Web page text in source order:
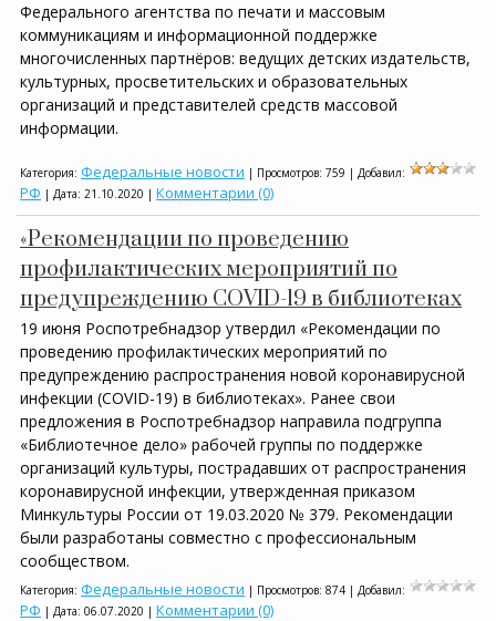
Федерального агентства по печати и массовым
коммуникациям и информационной поддержке
многочисленных партнёров: ведущих детских издательств,
культурных, просветительских и образовательных
организаций и представителей средств массовой
информации.
Категория: Федеральные новости | Просмотров: 759 | Добавил:
РФ | Дата: 21.10.2020 | Комментарии (0)
«Рекомендации по проведению
профилактических мероприятий по
предупреждению COVID-19 в библиотеках
19 июня Роспотребнадзор утвердил «Рекомендации по
проведению профилактических мероприятий по
предупреждению распространения новой коронавирусной
инфекции (COVID-19) в библиотеках». Ранее свои
предложения в Роспотребнадзор направила подгруппа
«Библиотечное дело» рабочей группы по поддержке
организаций культуры, пострадавших от распространения
коронавирусной инфекции, утвержденная приказом
Минкультуры России от 19.03.2020 № 379. Рекомендации
были разработаны совместно с профессиональным
сообществом.
Категория: Федеральные новости | Просмотров: 874 | Добавил:
РФ | Дата: 06.07.2020 | Комментарии (0)